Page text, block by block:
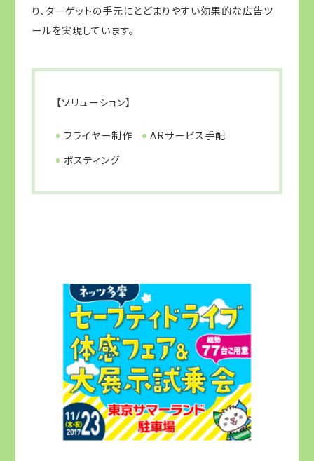
り、ターゲットの手元にとどまりやすい効果的な広告ツ
ールを実現しています。
【ソリューション】
フライヤー制作
ARサービス手配
ポスティング